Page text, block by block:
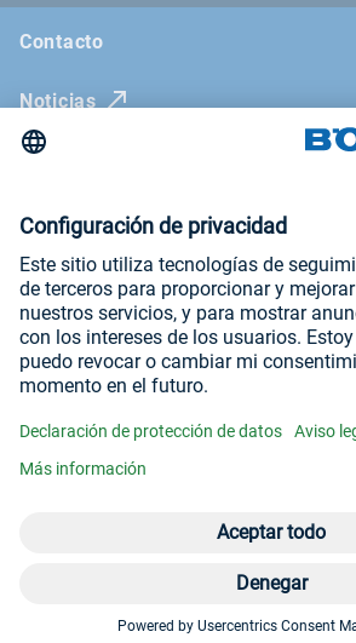
Contacto
Noticias
La revista Böllhoff
Newsletter
Aviso legal
Condiciones generales de venta
Declaración de protección de datos